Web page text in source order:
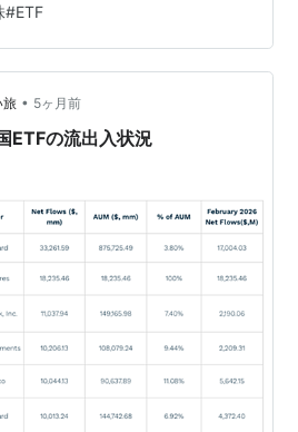
が咲きました。 家族と会うのは
神戸牛を食べるという日本旅行
しんでくれたようで良かったで
に住んでいると、高級な和牛を
で、良い経験になりました。 神
#ETF
• 5ヶ月前
ETFの流出入状況